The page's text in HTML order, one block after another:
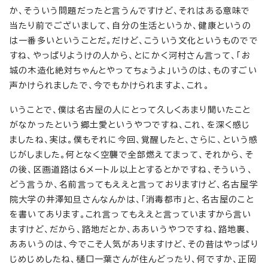
か、そういう問題だったと言うんですけど、それはある意味で
当たり前でございまして、自分の生活というか、健康というの
は一番多いということだ。だけど、こういう文化というものでで
すね、やっぱりようけの人から、とにかく河村さん言って、「お
城の木造化絶対ちゃんとやってちょうよ」いうのは、ものすごい
声かけられましたで、今でもかけられますよ、これ。
いうことで、僕は名古屋の人にとって久しくあまり聞いたこと
がなかったという郷土愛というやつですね、これ、を深く感じ
ましたね、実は。僕もそれに今回、覚醒したと、さらに、という感
じがしました。何となく空襲で全部燃えてまって、それから、そ
の後、区画道路は6メートル以上とするとかですね、そういう、
どう言うか、名前言ってもええと言っておりますけど、名古屋学
院大学の井澤知旦さんなんかは、「消毒都市」と、名古屋のこと
を書いてあります。これ言ってもええと言っていますから言い
ますけど、だから、路地だとか、ああいうやつですね、路地裏、
ああいうのは、今でこそ人気がありますけど、その昔はやっぱり
じめじめしたね、樋口一葉さんが住んどったり、何ですか、正岡